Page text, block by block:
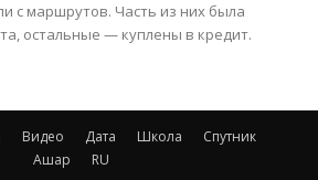
с маршрутов. Часть из них была
остальные — куплены в кредит.
Видео Дата Школа
Спутник
Ашар
RU